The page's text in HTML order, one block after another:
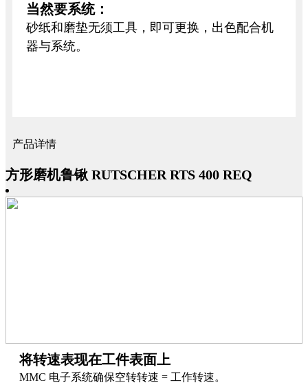
当然要系统：
砂纸和磨垫无须工具，即可更换，出色配合机
器与系统。
产品详情
方形磨机鲁锹 RUTSCHER RTS 400 REQ
将转速表现在工件表面上
MMC 电子系统确保空转转速 = 工作转速。